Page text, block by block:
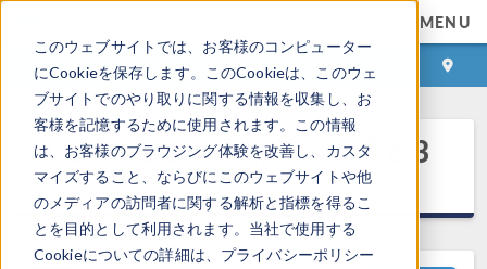
このウェブサイトでは、お客様のコンピューター
にCookieを保存します。このCookieは、このウェ
ブサイトでのやり取りに関する情報を収集し、お
客様を記憶するために使用されます。この情報
は、お客様のブラウジング体験を改善し、カスタ
マイズすること、ならびにこのウェブサイトや他
のメディアの訪問者に関する解析と指標を得るこ
とを目的として利用されます。当社で使用する
Cookieについての詳細は、プライバシーポリシー
MENU
ログイン お問い合わせ
COMSOL Multiphysics® 6.3
リリースハイライト